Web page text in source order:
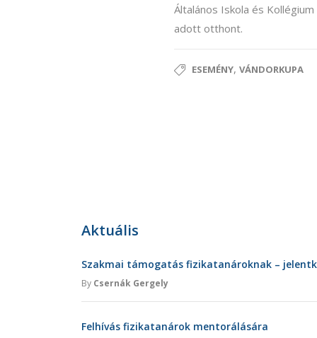
Általános Iskola és Kollégium
adott otthont.
ESEMÉNY,VÁNDORKUPA
Aktuális
Szakmai támogatás fizikatanároknak –
By Csernák Gergely
Felhívás fizikatanárok mentorálására